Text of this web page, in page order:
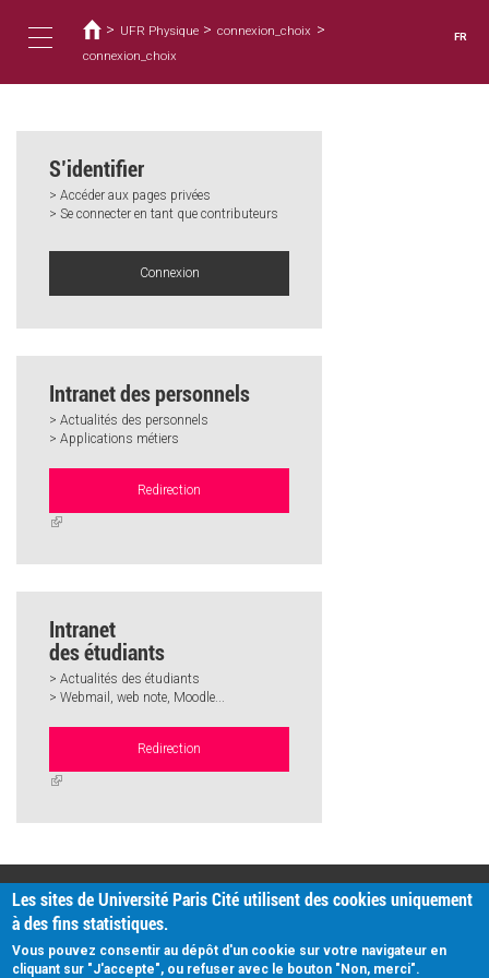
contenu
Toggle
navigation
êtes
ici
> UFR Physique > connexion_choix >
connexion_choix
FR
S’identifier
> Accéder aux pages privées
> Se connecter en tant que contributeurs
Connexion
Intranet des personnels
> Actualités des personnels
> Applications métiers
Redirection
(link
Intranet
des étudiants
> Actualités des étudiants
> Webmail, web note, Moodle...
Redirection
(link
PRATIQUE
Plan d'accès
Intranet
Mentions légales
Données personnelles
Les sites de Université Paris Cité utilisent des cookies uniquement
à des fins statistiques.
Vous pouvez consentir au dépôt d'un cookie sur votre navigateur en
cliquant sur "J'accepte", ou refuser avec le bouton "Non, merci".